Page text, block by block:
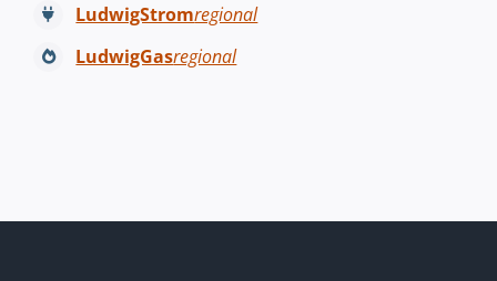
LudwigStromregional
LudwigGasregional